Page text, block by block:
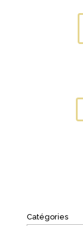
Catégories